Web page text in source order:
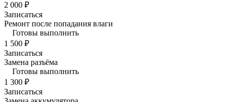
2 000 ₽
Записаться
Ремонт после попадания влаги
Готовы выполнить
1 500 ₽
Записаться
Замена разъёма
Готовы выполнить
1 300 ₽
Записаться